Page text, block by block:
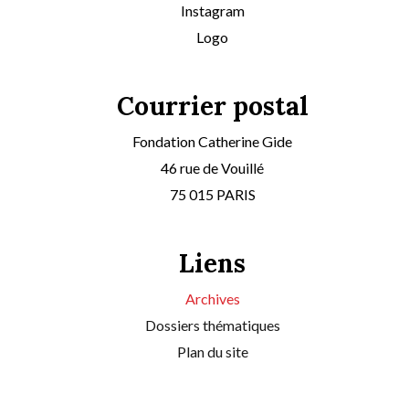
Instagram
Logo
Courrier postal
Fondation Catherine Gide
46 rue de Vouillé
75 015 PARIS
Liens
Archives
Dossiers thématiques
Plan du site